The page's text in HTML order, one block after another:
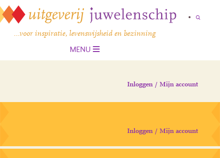
…voor inspiratie, levenswijsheid en bezinning
MENU
Inloggen / Mijn account
Inloggen / Mijn account